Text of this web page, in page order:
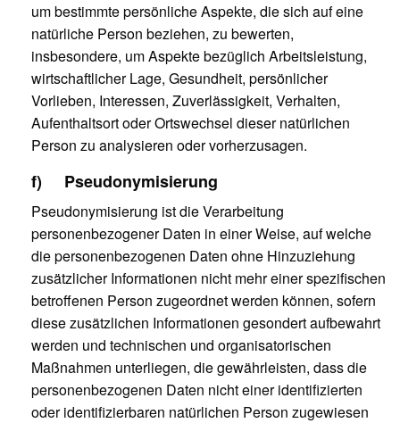
um bestimmte persönliche Aspekte, die sich auf eine
natürliche Person beziehen, zu bewerten,
insbesondere, um Aspekte bezüglich Arbeitsleistung,
wirtschaftlicher Lage, Gesundheit, persönlicher
Vorlieben, Interessen, Zuverlässigkeit, Verhalten,
Aufenthaltsort oder Ortswechsel dieser natürlichen
Person zu analysieren oder vorherzusagen.
f) Pseudonymisierung
Pseudonymisierung ist die Verarbeitung
personenbezogener Daten in einer Weise, auf welche
die personenbezogenen Daten ohne Hinzuziehung
zusätzlicher Informationen nicht mehr einer spezifischen
betroffenen Person zugeordnet werden können, sofern
diese zusätzlichen Informationen gesondert aufbewahrt
werden und technischen und organisatorischen
Maßnahmen unterliegen, die gewährleisten, dass die
personenbezogenen Daten nicht einer identifizierten
oder identifizierbaren natürlichen Person zugewiesen